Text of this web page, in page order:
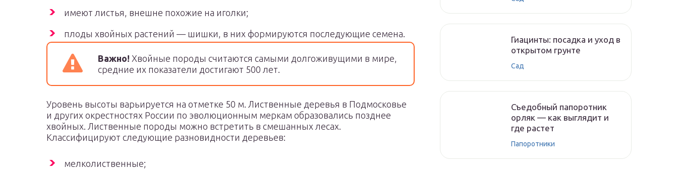
имеют листья, внешне похожие на иголки;
плоды хвойных растений — шишки, в них формируются последующие семена.
Важно! Хвойные породы считаются самыми долгоживущими в мире,
средние их показатели достигают 500 лет.
Уровень высоты варьируется на отметке 50 м. Лиственные деревья в Подмосковье
и других окрестностях России по эволюционным меркам образовались позднее
хвойных. Лиственные породы можно встретить в смешанных лесах.
Классифицируют следующие разновидности деревьев:
мелколиственные;
Гиацинты: посадка и уход в
открытом грунте
Сад
Съедобный папоротник
орляк — как выглядит и
где растет
Папоротники